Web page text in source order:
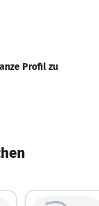
Profil zu